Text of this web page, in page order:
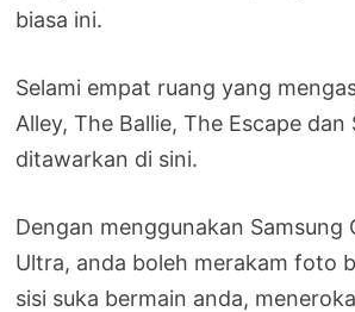
biasa ini.
Selami empat ruang yang
Alley, The Ballie, The Escape
ditawarkan di sini.
Dengan menggunakan Samsung
Ultra, anda boleh merakam foto
sisi suka bermain anda,